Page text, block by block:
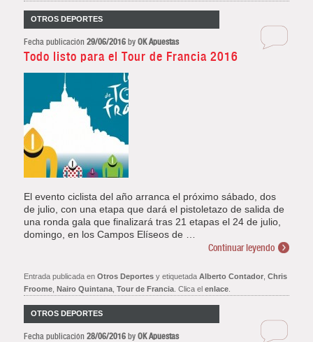
OTROS DEPORTES
Fecha publicación29/06/2016 byOK Apuestas
Todo listo para el Tour de Francia 2016
El evento ciclista del año arranca el próximo sábado, dos
de julio, con una etapa que dará el pistoletazo de salida de
una ronda gala que finalizará tras 21 etapas el 24 de julio,
domingo, en los Campos Elíseos de …
Continuar leyendo
Entrada publicada enOtros Deportes y etiquetadaAlberto Contador,Chris
Froome, Nairo Quintana,Tour de Francia. Clica elenlace.
OTROS DEPORTES
Fecha publicación28/06/2016 byOK Apuestas